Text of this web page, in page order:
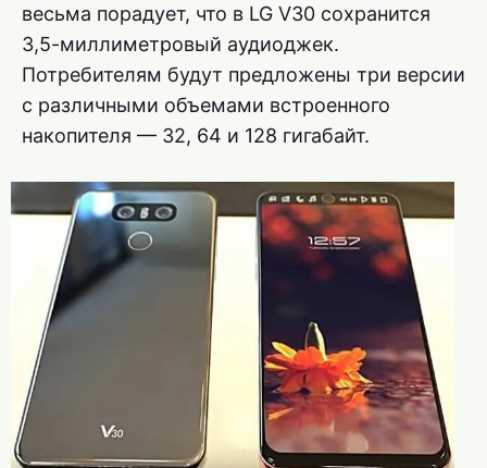
весьма порадует, что в LG V30 сохранится
3,5-миллиметровый аудиоджек.
Потребителям будут предложены три версии
с различными объемами встроенного
накопителя — 32, 64 и 128 гигабайт.